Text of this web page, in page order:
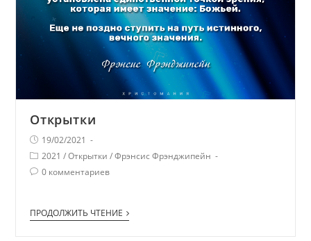
Открытки
19/02/2021
2021 / Открытки / Фрэнсис Фрэнджипейн
0 комментариев
ПРОДОЛЖИТЬ ЧТЕНИЕ